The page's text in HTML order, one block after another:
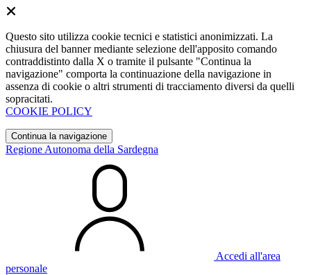
Questo sito utilizza cookie tecnici e statistici anonimizzati. La
chiusura del banner mediante selezione dell'apposito comando
contraddistinto dalla X o tramite il pulsante "Continua la
navigazione" comporta la continuazione della navigazione in
assenza di cookie o altri strumenti di tracciamento diversi da quelli
sopracitati.
COOKIE POLICY
Continua la navigazione
Regione Autonoma della Sardegna
Accedi all'area
personale